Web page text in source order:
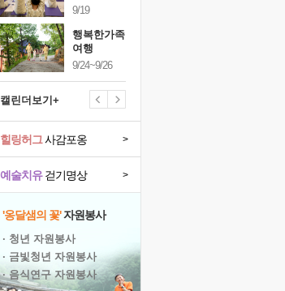
9/19
행복한가족
여행
9/24~9/26
캘린더보기+
예술치유걷기명상 >
힐링허그사감포옹 >
'옹달샘의 꽃'자원봉사
· 청년 자원봉사
· 금빛청년 자원봉사
· 음식연구 자원봉사